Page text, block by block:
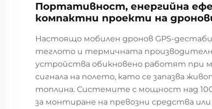
Портативност, енергийна
компактни проекти на
Настоящо мобилен дронов GPS-
теглото и термичната
устройства обикновено работят при
сигнала на полето, като се запазва
топлина. Системите с мощност над
за монтиране на превозни средства или